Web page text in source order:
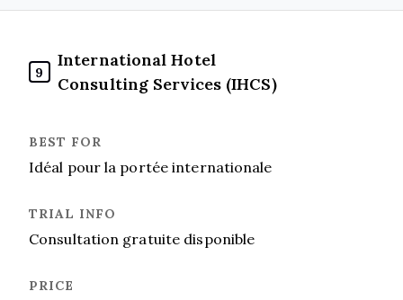
9
International Hotel
Consulting Services (IHCS)
Idéal pour la portée internationale
Consultation gratuite disponible